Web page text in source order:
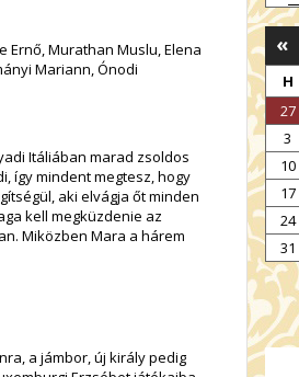
Ernő, Murathan Muslu, Elena
Mariann, Ónodi
Itáliában marad zsoldos
így mindent megtesz, hogy
aki elvágja őt minden
kell megküzdenie az
Miközben Mara a hárem
a jámbor, új király pedig
«
H
27
3
10
17
24
31